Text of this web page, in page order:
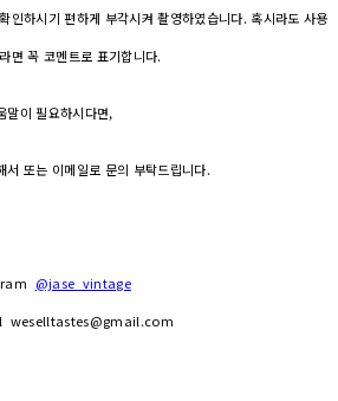
인하시기 편하게 부각시켜 촬영하였습니다. 혹시라도 사용
면 꼭 코멘트로 표기합니다.
말이 필요하시다면,
서 또는 이메일로 문의 부탁드립니다.
@jase_vintage
weselltastes@gmail.com